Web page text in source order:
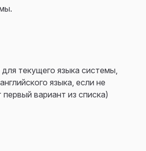
текущего языка системы,
языка, если не
вариант из списка)